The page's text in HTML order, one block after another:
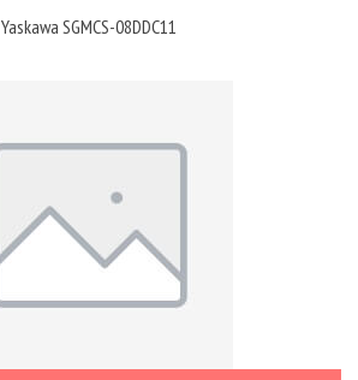
Yaskawa SGMCS-08DDC11